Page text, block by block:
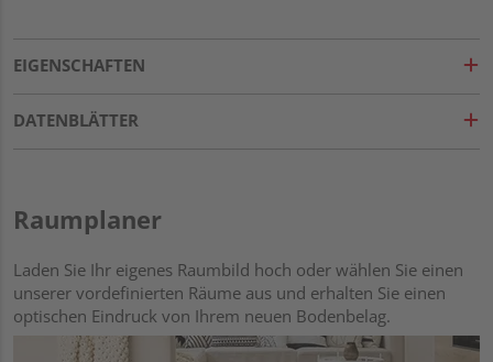
EIGENSCHAFTEN
DATENBLÄTTER
Raumplaner
Laden Sie Ihr eigenes Raumbild hoch oder wählen Sie einen
unserer vordefinierten Räume aus und erhalten Sie einen
optischen Eindruck von Ihrem neuen Bodenbelag.